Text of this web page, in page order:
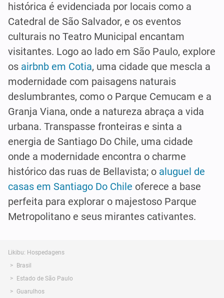
histórica é evidenciada por locais como a
Catedral de São Salvador, e os eventos
culturais no Teatro Municipal encantam
visitantes. Logo ao lado em São Paulo, explore
os airbnb em Cotia, uma cidade que mescla a
modernidade com paisagens naturais
deslumbrantes, como o Parque Cemucam e a
Granja Viana, onde a natureza abraça a vida
urbana. Transpasse fronteiras e sinta a
energia de Santiago Do Chile, uma cidade
onde a modernidade encontra o charme
histórico das ruas de Bellavista; o aluguel de
casas em Santiago Do Chile oferece a base
perfeita para explorar o majestoso Parque
Metropolitano e seus mirantes cativantes.
Likibu: Hospedagens
Brasil
Estado de São Paulo
Guarulhos